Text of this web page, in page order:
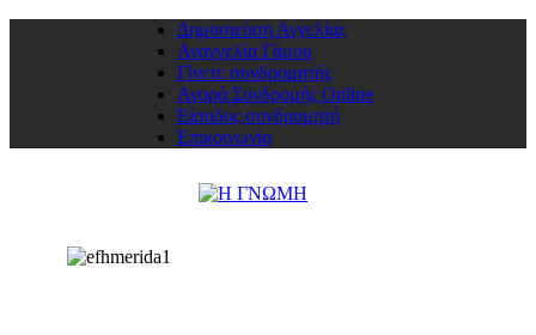
Δημοσιεύση Αγγελίας
Αναγγελία Γάμου
Γίνετε συνδρομητής
Αγορά Συνδρομής Online
Είσοδος συνδρομητή
Επικοινωνία